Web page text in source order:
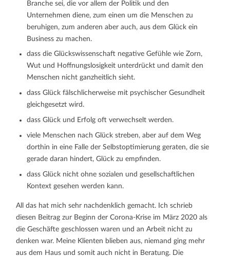
Branche sei, die vor allem der Politik und den
Unternehmen diene, zum einen um die Menschen zu
beruhigen, zum anderen aber auch, aus dem Glück ein
Business zu machen.
dass die Glückswissenschaft negative Gefühle wie Zorn,
Wut und Hoffnungslosigkeit unterdrückt und damit den
Menschen nicht ganzheitlich sieht.
dass Glück fälschlicherweise mit psychischer Gesundheit
gleichgesetzt wird.
dass Glück und Erfolg oft verwechselt werden.
viele Menschen nach Glück streben, aber auf dem Weg
dorthin in eine Falle der Selbstoptimierung geraten, die sie
gerade daran hindert, Glück zu empfinden.
dass Glück nicht ohne sozialen und gesellschaftlichen
Kontext gesehen werden kann.
All das hat mich sehr nachdenklich gemacht. Ich schrieb
diesen Beitrag zur Beginn der Corona-Krise im März 2020 als
die Geschäfte geschlossen waren und an Arbeit nicht zu
denken war. Meine Klienten blieben aus, niemand ging mehr
aus dem Haus und somit auch nicht in Beratung. Die